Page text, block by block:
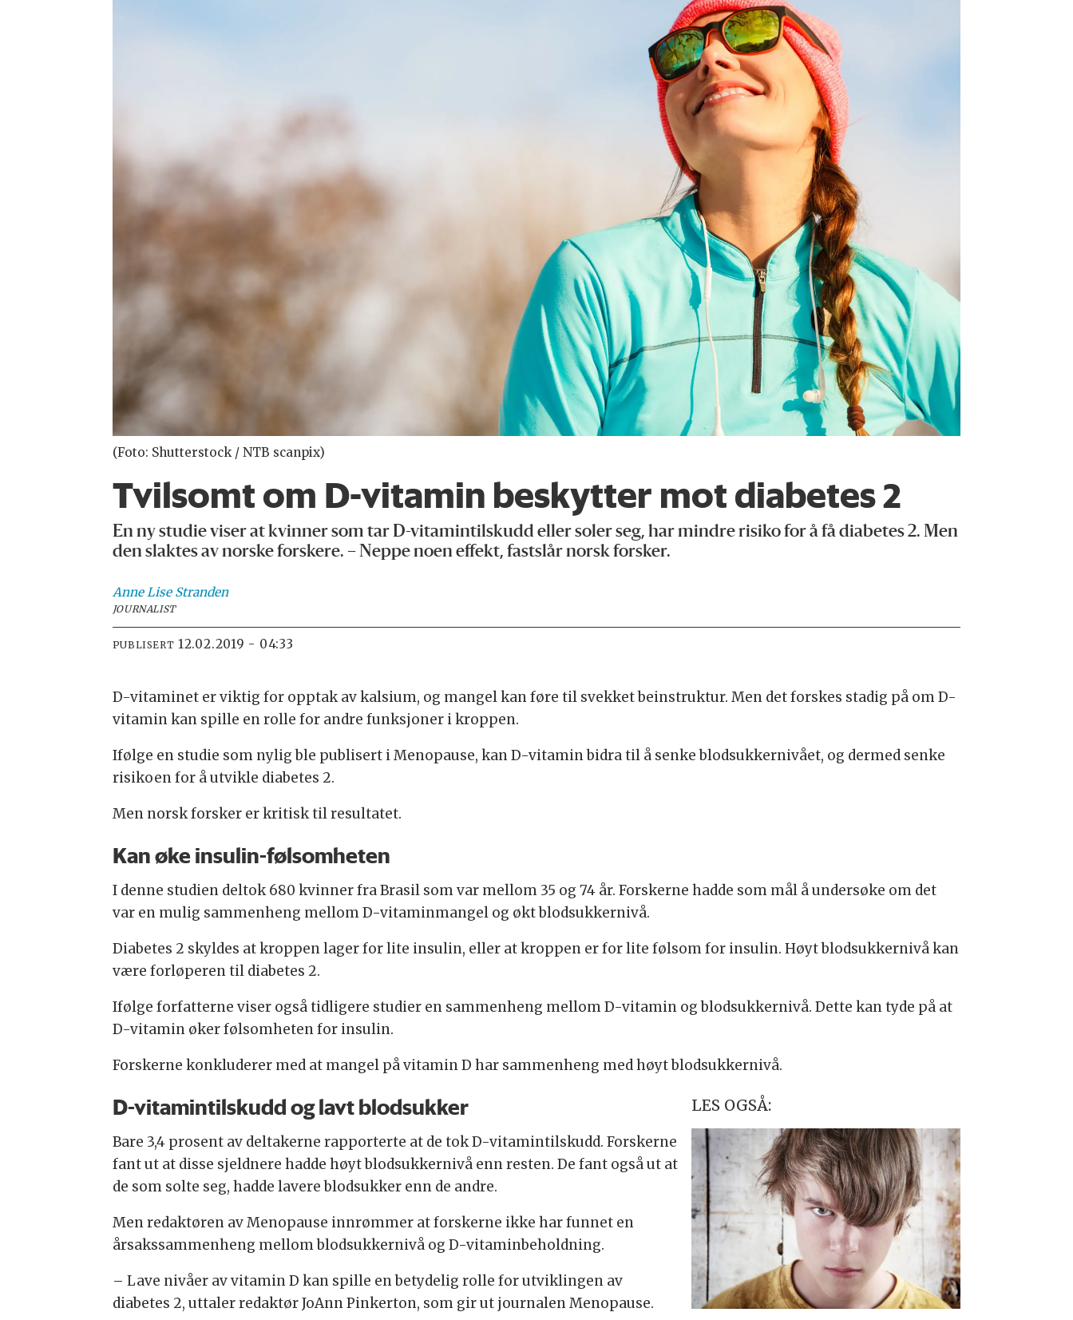
(Foto: Shutterstock / NTB scanpix)
Tvilsomt om D-vitamin beskytter mot diabetes 2
En ny studie viser at kvinner som tar D-vitamintilskudd eller soler seg, har mindre risiko for å få diabetes 2. Men
den slaktes av norske forskere. – Neppe noen effekt, fastslår norsk forsker.
Anne Lise Stranden
JOURNALIST
PUBLISERT 12.02.2019 - 04:33
D-vitaminet er viktig for opptak av kalsium, og mangel kan føre til svekket beinstruktur. Men det forskes stadig på om D-
vitamin kan spille en rolle for andre funksjoner i kroppen.
Ifølge en studie som nylig ble publisert i Menopause, kan D-vitamin bidra til å senke blodsukkernivået, og dermed senke
risikoen for å utvikle diabetes 2.
Men norsk forsker er kritisk til resultatet.
Kan øke insulin-følsomheten
I denne studien deltok 680 kvinner fra Brasil som var mellom 35 og 74 år. Forskerne hadde som mål å undersøke om det
var en mulig sammenheng mellom D-vitaminmangel og økt blodsukkernivå.
Diabetes 2 skyldes at kroppen lager for lite insulin, eller at kroppen er for lite følsom for insulin. Høyt blodsukkernivå kan
være forløperen til diabetes 2.
Ifølge forfatterne viser også tidligere studier en sammenheng mellom D-vitamin og blodsukkernivå. Dette kan tyde på at
D-vitamin øker følsomheten for insulin.
Forskerne konkluderer med at mangel på vitamin D har sammenheng med høyt blodsukkernivå.
LES OGSÅ:
D-vitamintilskudd og lavt blodsukker
Bare 3,4 prosent av deltakerne rapporterte at de tok D-vitamintilskudd. Forskerne
fant ut at disse sjeldnere hadde høyt blodsukkernivå enn resten. De fant også ut at
de som solte seg, hadde lavere blodsukker enn de andre.
Men redaktøren av Menopause innrømmer at forskerne ikke har funnet en
årsakssammenheng mellom blodsukkernivå og D-vitaminbeholdning.
– Lave nivåer av vitamin D kan spille en betydelig rolle for utviklingen av
diabetes 2, uttaler redaktør JoAnn Pinkerton, som gir ut journalen Menopause.